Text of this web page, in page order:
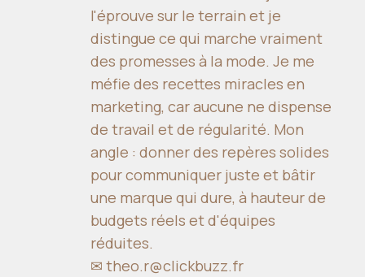
l'éprouve sur le terrain et je
distingue ce qui marche vraiment
des promesses à la mode. Je me
méfie des recettes miracles en
marketing, car aucune ne dispense
de travail et de régularité. Mon
angle : donner des repères solides
pour communiquer juste et bâtir
une marque qui dure, à hauteur de
budgets réels et d'équipes
réduites.
✉ theo.r@clickbuzz.fr